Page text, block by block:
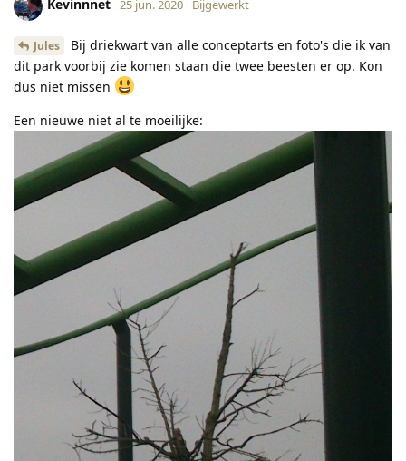
Kevinnnet 25 jun. 2020 Bijgewerkt
Jules
Bij driekwart van alle conceptarts en foto's die ik van
dit park voorbij zie komen staan die twee beesten er op. Kon
dus niet missen
Een nieuwe niet al te moeilijke: